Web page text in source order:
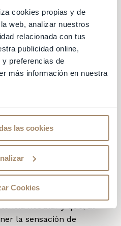
cookies propias y de
web, analizar nuestros
relacionada con tus
publicidad online,
y preferencias de
más información en nuestra
las cookies
Cookies
los senos.
quepalpar
suavemente, tanto
de pie, para notar al
o hundimientos.
Debe ser más
normal de nuestras
identificar posibles
que la glándula
nodular y que, al
la sensación de